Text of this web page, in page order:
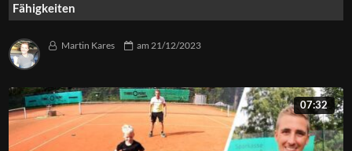
Fähigkeiten
Martin Kares am 21/12/2023
07:32